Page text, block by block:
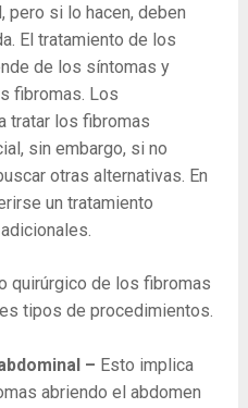
pero si lo hacen, deben
El tratamiento de los
de los síntomas y
fibromas. Los
tratar los fibromas
sin embargo, si no
otras alternativas. En
un tratamiento
quirúrgico de los fibromas
tipos de procedimientos.
– Esto implica
abriendo el abdomen